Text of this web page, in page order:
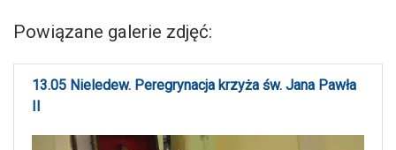
Powiązane galerie zdjęć:
13.05 Nieledew. Peregrynacja krzyża św. Jana Pawła